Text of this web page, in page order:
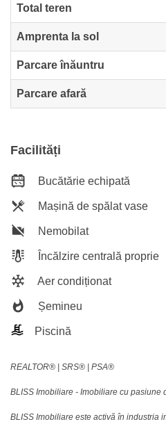
Total teren
Amprenta la sol
Parcare înăuntru
Parcare afară
Facilități
Bucătărie echipată
Mașină de spălat vase
Nemobilat
Încălzire centrală proprie
Aer condiționat
Șemineu
Piscină
REALTOR®️ | SRS®️ | PSA®️
BLISS Imobiliare - Imobiliare cu pasiune
BLISS Imobiliare este activă în industria